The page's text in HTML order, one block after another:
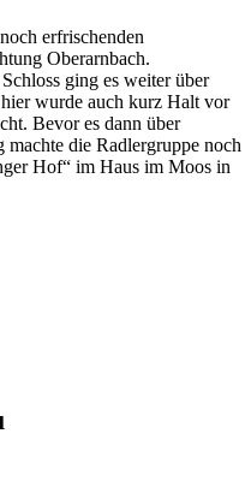
erfrischenden
Oberarnbach.
ging es weiter über
wurde auch kurz Halt vor
Bevor es dann über
die Radlergruppe noch
Hof“ im Haus im Moos in